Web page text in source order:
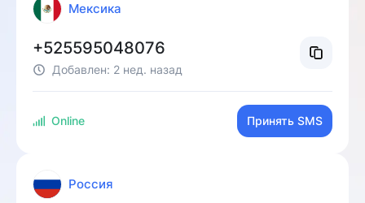
Мексика
+525595048076
Добавлен: 2 нед. назад
Online Принять SMS
Россия